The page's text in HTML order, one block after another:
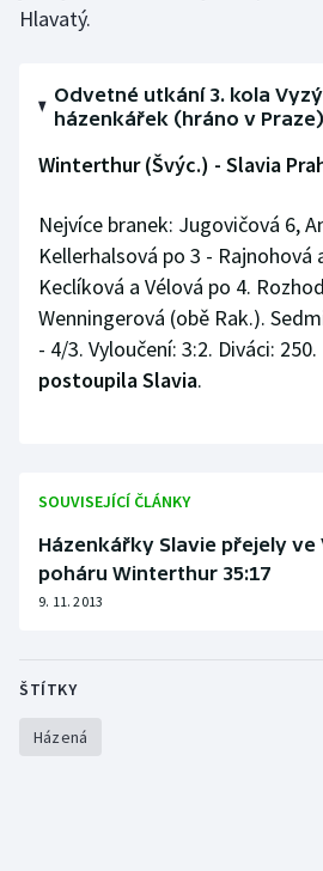
Házená
Judo
Krasobruslení
Lezení
Lyže a snowboard
Moderní pětiboj
Plavání
Ragby
Hlavatý.
Odvetné utkání 3. kola
házenkářek (hráno v
Winterthur (Švýc.) - Slavia
Nejvíce branek: Jugovičová 6,
Kellerhalsová po 3 - Rajnohová
Keclíková a Vélová po 4.
Wenningerová (obě Rak.).
- 4/3. Vyloučení: 3:2. Diváci:
postoupila Slavia.
SOUVISEJÍCÍ ČLÁNKY
Házenkářky Slavie přejely ve
poháru Winterthur 35:17
9. 11. 2013
ŠTÍTKY
Házená